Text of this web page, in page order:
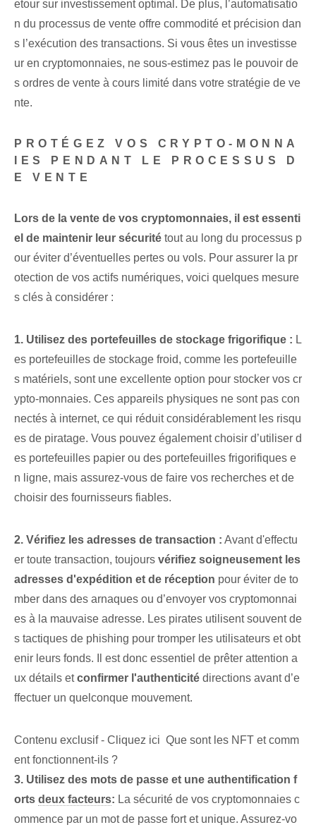
etour sur investissement optimal. De plus, l’automatisatio
n du processus de vente offre commodité et précision dan
s l’exécution des transactions. Si vous êtes un investisse
ur en cryptomonnaies, ne sous-estimez pas le pouvoir de
s ordres de vente à cours limité dans votre stratégie de ve
nte.
PROTÉGEZ VOS CRYPTO-MONNA
IES PENDANT LE PROCESSUS D
E VENTE
Lors de la vente de vos cryptomonnaies, il est essenti
el de maintenir leur sécurité tout au long du processus p
our éviter d’éventuelles pertes ou vols. Pour assurer la pr
otection de vos actifs numériques, voici quelques mesure
s clés à considérer :
1. Utilisez des portefeuilles de stockage frigorifique : L
es portefeuilles de stockage froid, comme les portefeuille
s matériels, sont une excellente option pour stocker vos cr
ypto-monnaies. Ces appareils physiques ne sont pas con
nectés à internet, ce qui réduit considérablement les risqu
es de piratage. Vous pouvez également choisir d’utiliser d
es portefeuilles papier ou des portefeuilles frigorifiques e
n ligne, mais assurez-vous de faire vos recherches et de
choisir des fournisseurs fiables.
2. Vérifiez les adresses de transaction : Avant d'effectu
er toute transaction, toujours vérifiez soigneusement les
adresses d'expédition et de réception pour éviter de to
mber dans des arnaques ou d’envoyer vos cryptomonnai
es à la mauvaise adresse. Les pirates utilisent souvent de
s tactiques de phishing pour tromper les utilisateurs et obt
enir leurs fonds. Il est donc essentiel de prêter attention a
ux détails etconfirmer l'authenticité directions avant d’e
ffectuer un quelconque mouvement.
Contenu exclusif - Cliquez ici Que sont les NFT et comm
ent fonctionnent-ils ?
3. Utilisez des mots de passe et une authentification f
orts deux facteurs: La sécurité de vos cryptomonnaies c
ommence par un mot de passe fort et unique. Assurez-vo